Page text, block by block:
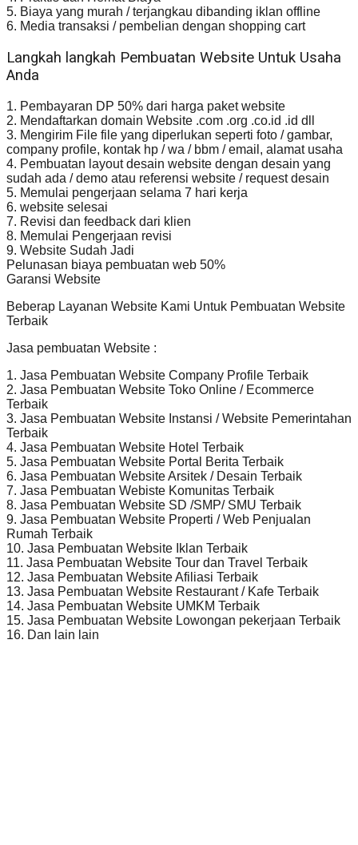
5. Biaya yang murah / terjangkau dibanding iklan offline
6. Media transaksi / pembelian dengan shopping cart
Langkah langkah Pembuatan Website Untuk Usaha
Anda
1. Pembayaran DP 50% dari harga paket website
2. Mendaftarkan domain Website .com .org .co.id .id dll
3. Mengirim File file yang diperlukan seperti foto / gambar,
company profile, kontak hp / wa / bbm / email, alamat usaha
4. Pembuatan layout desain website dengan desain yang
sudah ada / demo atau referensi website / request desain
5. Memulai pengerjaan selama 7 hari kerja
6. website selesai
7. Revisi dan feedback dari klien
8. Memulai Pengerjaan revisi
9. Website Sudah Jadi
Pelunasan biaya pembuatan web 50%
Garansi Website
Beberap Layanan Website Kami Untuk Pembuatan Website
Terbaik
Jasa pembuatan Website :
1. Jasa Pembuatan Website Company Profile Terbaik
2. Jasa Pembuatan Website Toko Online / Ecommerce
Terbaik
3. Jasa Pembuatan Website Instansi / Website Pemerintahan
Terbaik
4. Jasa Pembuatan Website Hotel Terbaik
5. Jasa Pembuatan Website Portal Berita Terbaik
6. Jasa Pembuatan Website Arsitek / Desain Terbaik
7. Jasa Pembuatan Webiste Komunitas Terbaik
8. Jasa Pembuatan Website SD /SMP/ SMU Terbaik
9. Jasa Pembuatan Website Properti / Web Penjualan
Rumah Terbaik
10. Jasa Pembuatan Website Iklan Terbaik
11. Jasa Pembuatan Website Tour dan Travel Terbaik
12. Jasa Pembuatan Website Afiliasi Terbaik
13. Jasa Pembuatan Website Restaurant / Kafe Terbaik
14. Jasa Pembuatan Website UMKM Terbaik
15. Jasa Pembuatan Website Lowongan pekerjaan Terbaik
16. Dan lain lain